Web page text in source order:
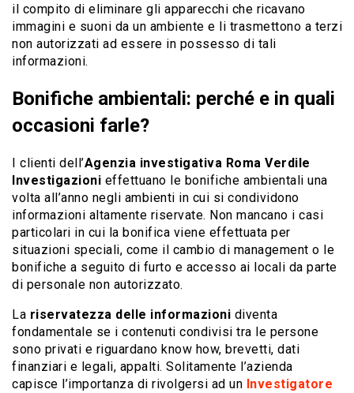
il compito di eliminare gli apparecchi che ricavano
immagini e suoni da un ambiente e li trasmettono a terzi
non autorizzati ad essere in possesso di tali
informazioni.
Bonifiche ambientali: perché e in quali
occasioni farle?
I clienti dell’Agenzia investigativa Roma Verdile
Investigazioni effettuano le bonifiche ambientali una
volta all’anno negli ambienti in cui si condividono
informazioni altamente riservate. Non mancano i casi
particolari in cui la bonifica viene effettuata per
situazioni speciali, come il cambio di management o le
bonifiche a seguito di furto e accesso ai locali da parte
di personale non autorizzato.
La riservatezza delle informazioni diventa
fondamentale se i contenuti condivisi tra le persone
sono privati e riguardano know how, brevetti, dati
finanziari e legali, appalti. Solitamente l’azienda
capisce l’importanza di rivolgersi ad un Investigatore